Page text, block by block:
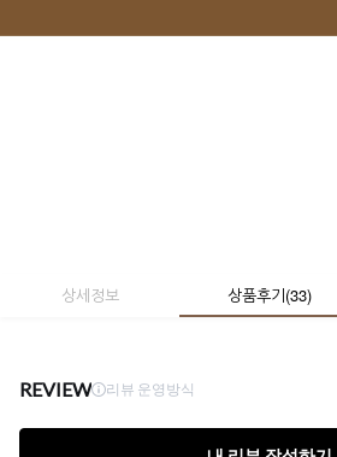
상세정보 상품후기(33)